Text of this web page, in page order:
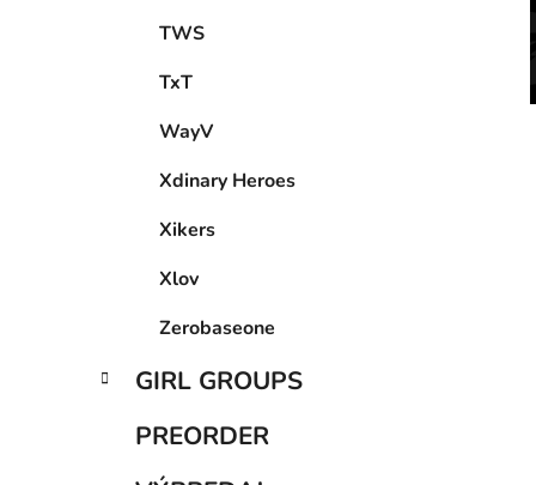
TWS
TxT
WayV
Xdinary Heroes
Xikers
Xlov
Zerobaseone
GIRL GROUPS
PREORDER